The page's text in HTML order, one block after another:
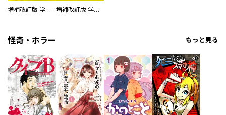
増補改訂版 学研まんが NEW世界の歴史 別巻 人物学習事典 増補改訂版 学研まんが NEW世界の歴史 別巻 世界遺産学習事典
怪奇・ホラー もっと見る